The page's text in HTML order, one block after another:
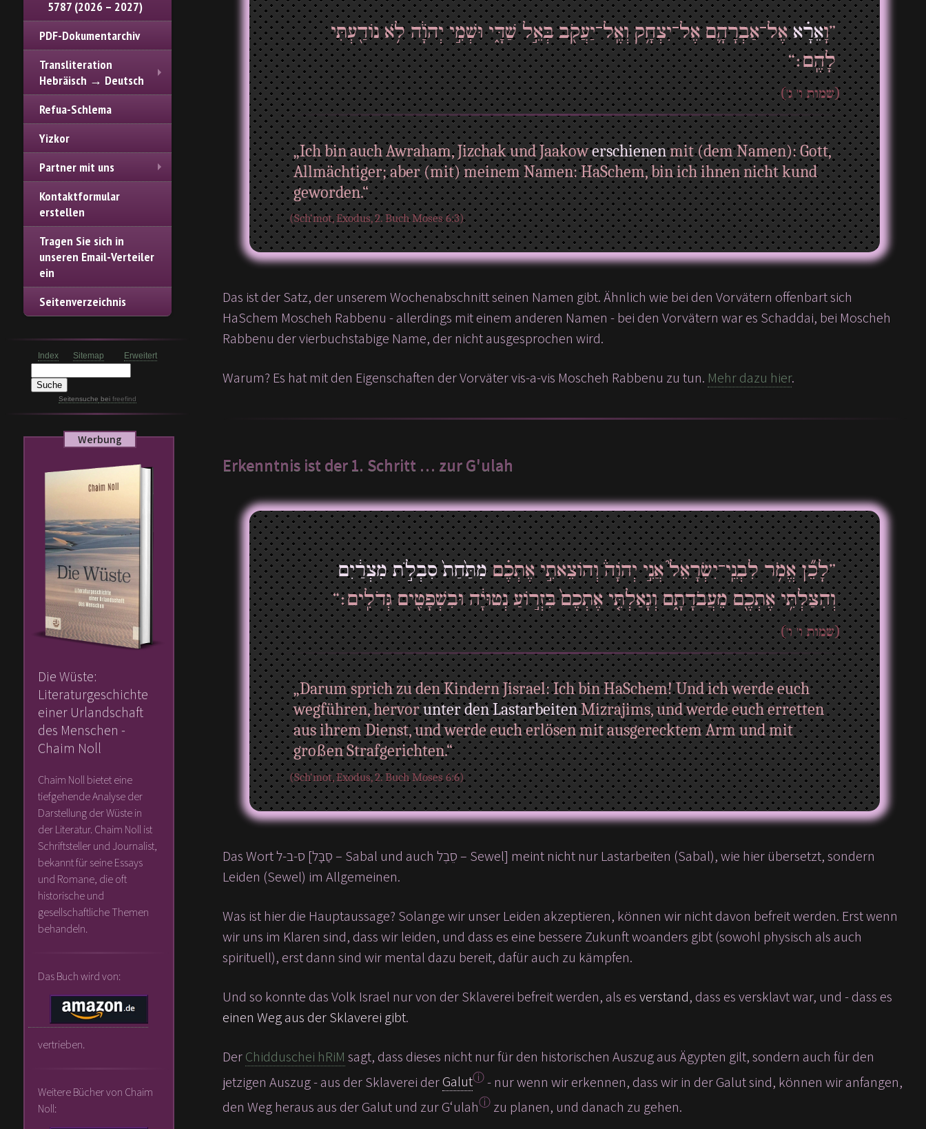
5787 (2026 – 2027)
PDF-Dokumentarchiv
Transliteration
Hebräisch → Deutsch
Refua-Schlema
Yizkor
Partner mit uns
Kontaktformular
erstellen
Tragen Sie sich in
unseren Email-Verteiler
ein
Seitenverzeichnis
Index Sitemap Erweitert
Seitensuche bei freefind
”וָאֵרָ֗אאֶל־אַבְרָהָ֛ם אֶל־יִצְחָ֥ק וְאֶֽל־יַעֲקֹ֖ב בְּאֵ֣ל שַׁדָּ֑י וּשְׁמִ֣י יְהֹוָ֔ה לֹ֥א נוֹדַ֖עְתִּי
לָהֶֽם׃“
(שמות ו' ג')
„Ich bin auch Awraham, Jizchak und Jaakowerschienenmit (dem Namen): Gott,
Allmächtiger; aber (mit) meinem Namen: HaSchem, bin ich ihnen nicht kund
geworden.“
(Sch‘mot, Exodus, 2. Buch Moses 6:3)
Das ist der Satz, der unserem Wochenabschnitt seinen Namen gibt. Ähnlich wie bei den Vorvätern offenbart sich
HaSchem Moscheh Rabbenu - allerdings mit einem anderen Namen - bei den Vorvätern war es Schaddai, bei Moscheh
Rabbenu der vierbuchstabige Name, der nicht ausgesprochen wird.
Warum? Es hat mit den Eigenschaften der Vorväter vis-a-vis Moscheh Rabbenu zu tun. Mehr dazu hier.
Erkenntnis ist der 1. Schritt … zur G'ulah
”לָכֵ֞ן אֱמֹ֥ר לִבְנֵֽי־יִשְׂרָאֵל֮ אֲנִ֣י יְהֹוָה֒ וְהוֹצֵאתִ֣י אֶתְכֶ֗םמִתַּ֙חַת֙ סִבְלֹ֣ת מִצְרַ֔יִם
וְהִצַּלְתִּ֥י אֶתְכֶ֖ם מֵעֲבֹדָתָ֑ם וְגָאַלְתִּ֤י אֶתְכֶם֙ בִּזְר֣וֹעַ נְטוּיָ֔ה וּבִשְׁפָטִ֖ים גְּדֹלִֽים׃“
(שמות ו' ו')
„Darum sprich zu den Kindern Jisrael: Ich bin HaSchem! Und ich werde euch
wegführen, hervorunter den LastarbeitenMizrajims, und werde euch erretten
aus ihrem Dienst, und werde euch erlösen mit ausgerecktem Arm und mit
großen Strafgerichten.“
(Sch‘mot, Exodus, 2. Buch Moses 6:6)
Das Wort ס-ב-ל [סַבָּל – Sabal und auch סֵבֶל – Sewel] meint nicht nur Lastarbeiten (Sabal), wie hier übersetzt, sondern
Leiden (Sewel) im Allgemeinen.
Was ist hier die Hauptaussage? Solange wir unser Leiden akzeptieren, können wir nicht davon befreit werden. Erst wenn
wir uns im Klaren sind, dass wir leiden, und dass es eine bessere Zukunft woanders gibt (sowohl physisch als auch
spirituell), erst dann sind wir mental dazu bereit, dafür auch zu kämpfen.
Und so konnte das Volk Israel nur von der Sklaverei befreit werden, als esverstand, dass es versklavt war, und - dass es
einen Weg aus der Sklaverei gibt.
DerChidduschei hRiM sagt, dass dieses nicht nur für den historischen Auszug aus Ägypten gilt, sondern auch für den
jetzigen Auszug - aus der Sklaverei derGalutⓘ- nur wenn wir erkennen, dass wir in der Galut sind, können wir anfangen,
den Weg heraus aus der Galut und zur G‘ulahⓘzu planen, und danach zu gehen.
Werbung
Die Wüste:
Literaturgeschichte
einer Urlandschaft
des Menschen -
Chaim Noll
Chaim Noll bietet eine
tiefgehende Analyse der
Darstellung der Wüste in
der Literatur. Chaim Noll ist
Schriftsteller und Journalist,
bekannt für seine Essays
und Romane, die oft
historische und
gesellschaftliche Themen
behandeln.
Das Buch wird von:
vertrieben.
Weitere Bücher von Chaim
Noll: